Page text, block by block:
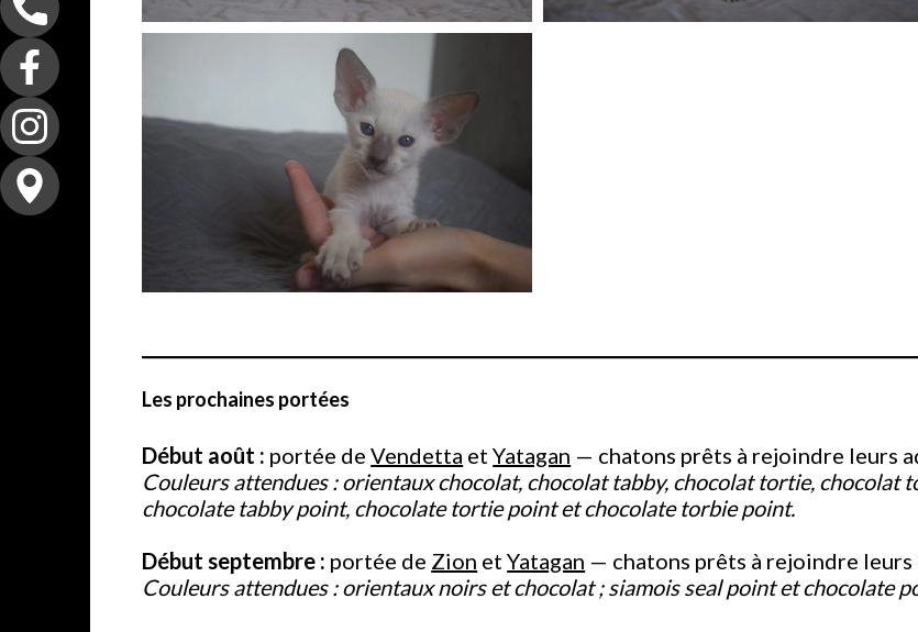
Femelle siamoise chocolate
point — Réservée
Les prochaines portées
Début août : portée deVendetta etYatagan — chatons prêts à rejoindre leurs
Couleurs attendues : orientaux chocolat, chocolat tabby, chocolat tortie, chocolat
chocolate tabby point, chocolate tortie point et chocolate torbie point.
Début septembre : portée de Zion etYatagan — chatons prêts à rejoindre
Couleurs attendues : orientaux noirs et chocolat ; siamois seal point et chocolate